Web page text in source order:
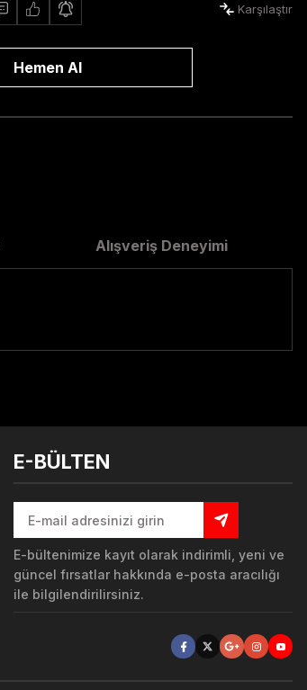
Karşılaştır
Hemen Al
Alışveriş Deneyimi
E-BÜLTEN
E-bültenimize kayıt olarak indirimli, yeni ve
güncel fırsatlar hakkında e-posta aracılığı
ile bilgilendirilirsiniz.